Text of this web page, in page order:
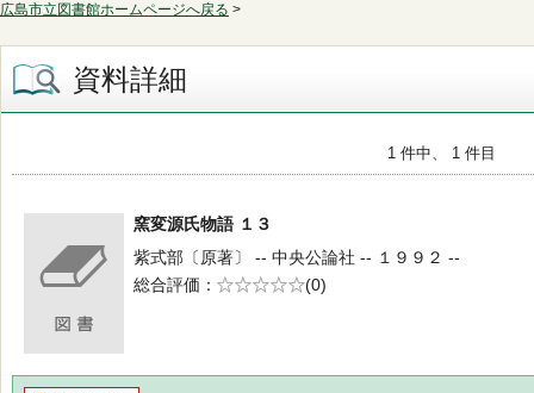
広島市立図書館ホームページへ戻る >
資料詳細
1 件中、 1 件目
窯変源氏物語 １３
紫式部〔原著〕 -- 中央公論社 -- １９９２ --
総合評価
5段階評価
(0)